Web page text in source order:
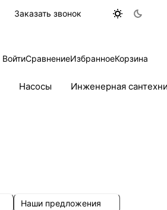
Заказать звонок
ВойтиСравнениеИзбранноеКорзина
Насосы Инженерная
Наши предложения